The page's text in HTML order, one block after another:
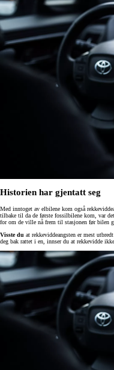
Historien har gjentatt seg
Med inntoget av elbilene kom også
tilbake til da de første fossilbilene kom, var
for om de ville nå frem til stasjonen før bilen
Visste du at rekkeviddeangsten er mest
deg bak rattet i en, innser du at rekkevidde